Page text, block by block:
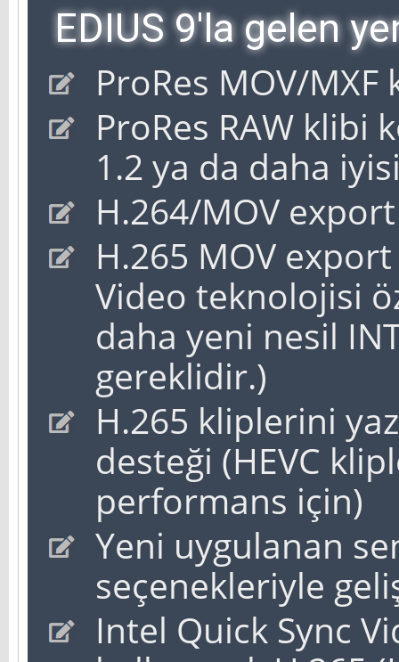
EDIUS 9'la gelen
ProRes MOV/
ProRes RAW klibi
1.2 ya da daha
H.264/MOV
H.265 MOV
Video teknolojisi
daha yeni nesil
gereklidir.)
H.265 kliplerini
desteği (HEVC
performans için)
Yeni uygulanan
seçenekleriyle
Intel Quick Sync